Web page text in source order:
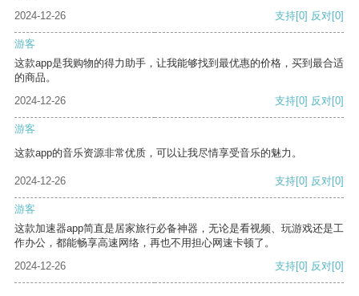
2024-12-26
支持[0] 反对[0]
游客
这款app是我购物的得力助手，让我能够找到最优惠的价格，买到最合适
的商品。
2024-12-26
支持[0] 反对[0]
游客
这款app的音乐资源非常优质，可以让我尽情享受音乐的魅力。
2024-12-26 支持[0] 反对[0]
游客
这款加速器app简直是居家旅行必备神器，无论是看视频、玩游戏还是工
作办公，都能畅享高速网络，再也不用担心网速卡顿了。
2024-12-26
支持[0] 反对[0]